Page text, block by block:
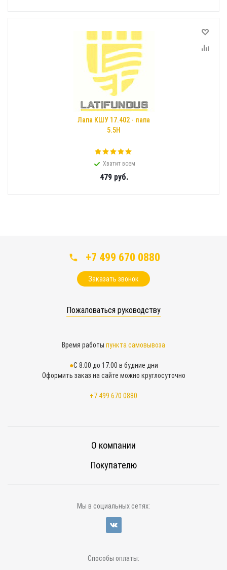
Лапа КШУ 17.402 - лапа
5.5Н
Хватит всем
479руб.
+7 499 670 0880
Заказать звонок
Пожаловаться руководству
Время работы пункта самовывоза
С 8:00 до 17:00 в будние дни
Оформить заказ на сайте можно круглосуточно
+7 499 670 0880
О компании
Покупателю
Мы в социальных сетях:
Способы оплаты: